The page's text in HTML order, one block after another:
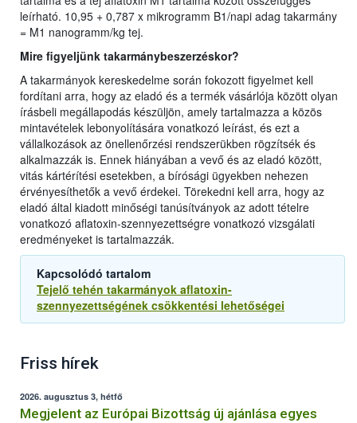
leírható. 10,95 + 0,787 x mikrogramm B1/napi adag takarmány
= M1 nanogramm/kg tej.
Mire figyeljünk takarmánybeszerzéskor?
A takarmányok kereskedelme során fokozott figyelmet kell
fordítani arra, hogy az eladó és a termék vásárlója között olyan
írásbeli megállapodás készüljön, amely tartalmazza a közös
mintavételek lebonyolítására vonatkozó leírást, és ezt a
vállalkozások az önellenőrzési rendszerükben rögzítsék és
alkalmazzák is. Ennek hiányában a vevő és az eladó között,
vitás kártérítési esetekben, a bírósági ügyekben nehezen
érvényesíthetők a vevő érdekei. Törekedni kell arra, hogy az
eladó által kiadott minőségi tanúsítványok az adott tételre
vonatkozó aflatoxin-szennyezettségre vonatkozó vizsgálati
eredményeket is tartalmazzák.
Kapcsolódó tartalom
Tejelő tehén takarmányok aflatoxin-
szennyezettségének csökkentési lehetőségei
Friss hírek
2026. augusztus 3, hétfő
Megjelent az Európai Bizottság új ajánlása egyes